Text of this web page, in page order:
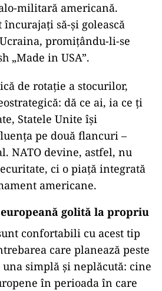
militară americană.
să-și golească
promițându-li-se
„Made in USA”.
de rotație a stocurilor,
dă ce ai, ia ce ți
Statele Unite își
pe două flancuri –
NATO devine, astfel, nu
ci o piață integrată
americane.
golită la propriu
confortabili cu acest tip
care planează peste
simplă și neplăcută: cine
în perioada în care